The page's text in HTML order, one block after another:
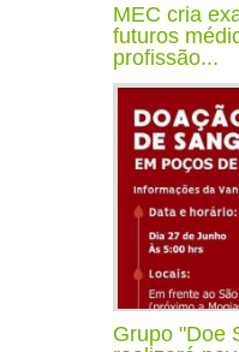
MEC cria
futuros
profissão...
Grupo "Doe